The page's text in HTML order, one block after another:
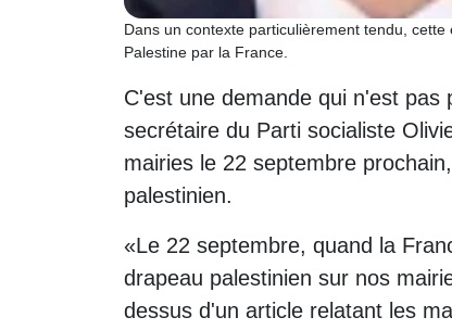
Dans un contexte particulièrement tendu,
Palestine par la France.
C'est une demande qui n'est
secrétaire du Parti socialiste
mairies le 22 septembre
palestinien.
«Le 22 septembre, quand la
drapeau palestinien sur nos
dessus d'un article relatant les